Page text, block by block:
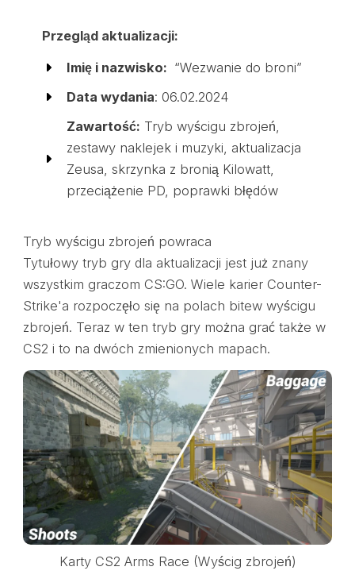
Przegląd aktualizacji:
Imię i nazwisko: “Wezwanie do broni”
Data wydania: 06.02.2024
Zawartość: Tryb wyścigu zbrojeń,
zestawy naklejek i muzyki, aktualizacja
Zeusa, skrzynka z bronią Kilowatt,
przeciążenie PD, poprawki błędów
Tryb wyścigu zbrojeń powraca
Tytułowy tryb gry dla aktualizacji jest już znany
wszystkim graczom CS:GO. Wiele karier Counter-
Strike'a rozpoczęło się na polach bitew wyścigu
zbrojeń. Teraz w ten tryb gry można grać także w
CS2 i to na dwóch zmienionych mapach.
Karty CS2 Arms Race (Wyścig zbrojeń)